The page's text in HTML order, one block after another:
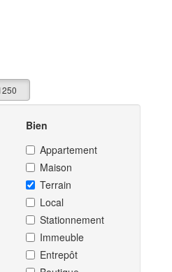
Bien
Appartement
Maison
Terrain
Local
Stationnement
Immeuble
Entrepôt